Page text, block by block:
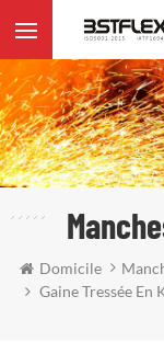
Domicile
Gaine Tressée